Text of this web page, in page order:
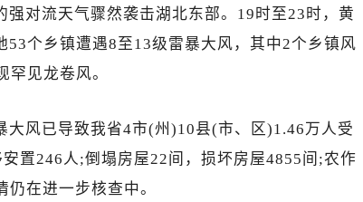
强对流天气骤然袭击湖北东部。19时至23时，黄
53个乡镇遭遇8至13级雷暴大风，其中2个乡镇风
罕见龙卷风。
大风已导致我省4市(州)10县(市、区)1.46万人受
置246人;倒塌房屋22间，损坏房屋4855间;农作
在进一步核查中。